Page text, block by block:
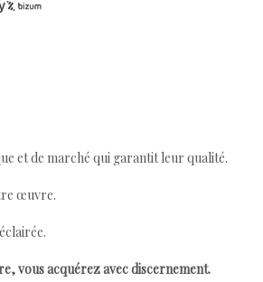
et de marché qui garantit leur qualité.
œuvre.
vous acquérez avec discernement.